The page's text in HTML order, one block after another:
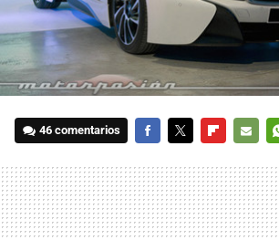
46 comentarios
MAIL